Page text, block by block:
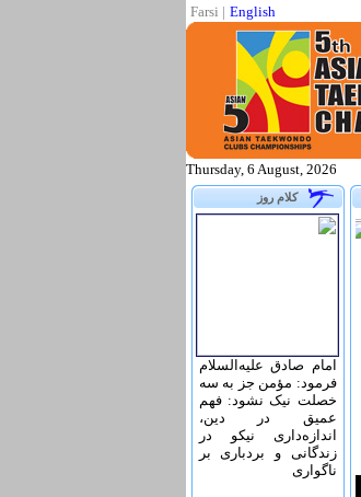
Farsi | English
Thursday, 6 August, 2026
کلام روز
امام صادق علیه‌السلام
فرمود: مؤمن جز به سه
خصلت نیک نشود: فهم
عمیق در دین،
اندازه‌دارى نیکو در
زندگانى و بردبارى بر
ناگوارى